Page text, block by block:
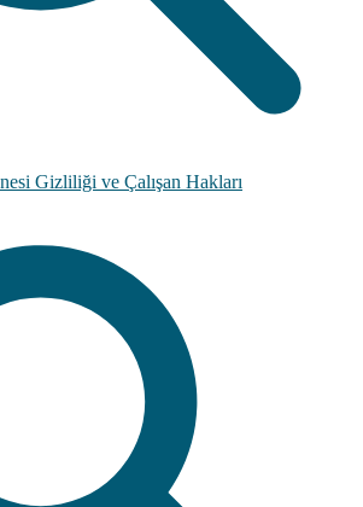
Gizliliği ve Çalışan Hakları